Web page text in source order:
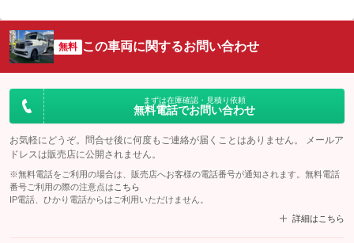
無料 この車両に関するお問い合わせ
まずは在庫確認・見積り依頼
無料電話でお問い合わせ
お気軽にどうぞ。問合せ後に何度もご連絡が届くことはありません。 メールア
ドレスは販売店に公開されません。
※無料電話をご利用の場合は、販売店へお客様の電話番号が通知されます。無料電話
番号ご利用の際の注意点は こちら
IP電話、ひかり電話からはご利用いただけません。
詳細はこちら